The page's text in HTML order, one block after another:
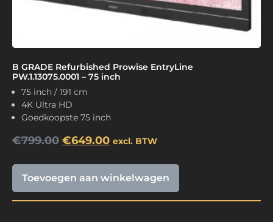
B GRADE Refurbished Prowise EntryLine
PW.1.13075.0001 – 75 inch
75 inch / 191 cm
4K Ultra HD
Goedkoopste 75 inch
€799.00 €649.00 excl. BTW
Toevoegen aan winkelwagen